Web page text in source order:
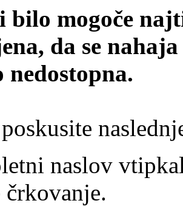
bilo mogoče
da se
naslov